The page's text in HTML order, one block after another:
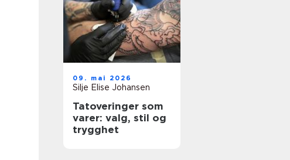
09. mai 2026
Silje Elise Johansen
Tatoveringer som
varer: valg, stil og
trygghet